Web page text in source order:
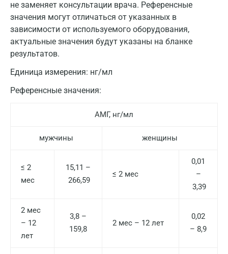
не заменяет консультации врача. Референсные
значения могут отличаться от указанных в
зависимости от используемого оборудования,
актуальные значения будут указаны на бланке
результатов.
Единица измерения: нг/мл
Референсные значения:
АМГ, нг/мл
мужчины женщины
≤ 2
мес
15,11 –
266,59
≤ 2 мес
0,01
–
3,39
2 мес
– 12
лет
3,8 –
159,8
2 мес – 12 лет
0,02
– 8,9